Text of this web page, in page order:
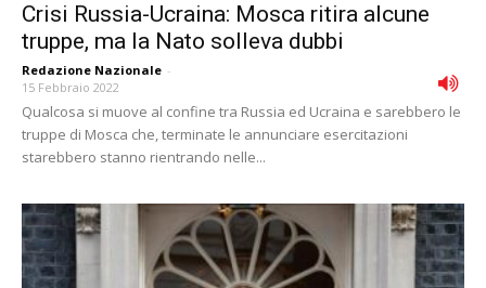
Crisi Russia-Ucraina: Mosca ritira alcune
truppe, ma la Nato solleva dubbi
Redazione Nazionale -
15 Febbraio 2022
Qualcosa si muove al confine tra Russia ed Ucraina e sarebbero le
truppe di Mosca che, terminate le annunciare esercitazioni
starebbero stanno rientrando nelle...